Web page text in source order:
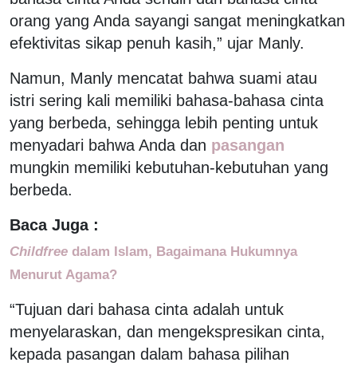
orang yang Anda sayangi sangat meningkatkan
efektivitas sikap penuh kasih,” ujar Manly.
Namun, Manly mencatat bahwa suami atau
istri sering kali memiliki bahasa-bahasa cinta
yang berbeda, sehingga lebih penting untuk
menyadari bahwa Anda dan pasangan
mungkin memiliki kebutuhan-kebutuhan yang
berbeda.
Baca Juga :
Childfree dalam Islam, Bagaimana Hukumnya
Menurut Agama?
“Tujuan dari bahasa cinta adalah untuk
menyelaraskan, dan mengekspresikan cinta,
kepada pasangan dalam bahasa pilihan